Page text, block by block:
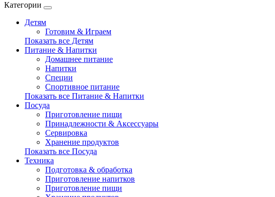
Категории
Детям
Готовим & Играем
Показать все Детям
Питание & Напитки
Домашнее питание
Напитки
Специи
Спортивное питание
Показать все Питание & Напитки
Посуда
Приготовление пищи
Принадлежности & Аксессуары
Сервировка
Хранение продуктов
Показать все Посуда
Техника
Подготовка & обработка
Приготовление напитков
Приготовление пищи